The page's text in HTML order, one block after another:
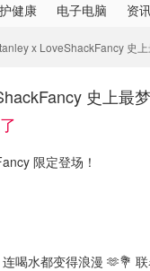
健康 电子电脑 资
x LoveShackFancy 史
史上最
限定登场！
喝水都变得浪漫 🫶💐